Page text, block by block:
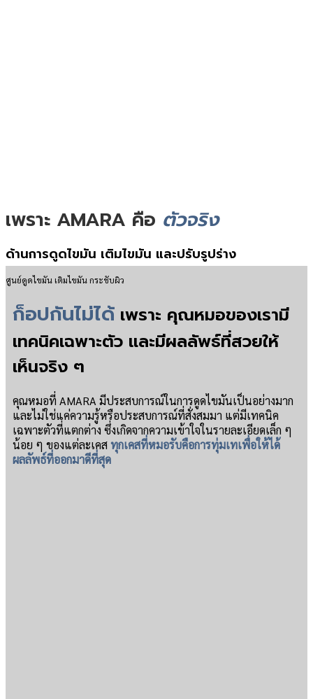
เพราะ AMARA คือ ตัวจริง
ด้านการดูดไขมัน เติมไขมัน และปรับรูปร่าง
ศูนย์ดูดไขมัน เติมไขมัน กระชับผิว
ก็อปกันไม่ได้ เพราะ คุณหมอของเรามี
เทคนิคเฉพาะตัว และมีผลลัพธ์ที่สวยให้
เห็นจริง ๆ
คุณหมอที่ AMARA มีประสบการณ์ในการดูดไขมันเป็นอย่างมาก
และไม่ใช่แค่ความรู้หรือประสบการณ์ที่สั่งสมมา แต่มีเทคนิค
เฉพาะตัวที่แตกต่าง ซึ่งเกิดจากความเข้าใจในรายละเอียดเล็ก ๆ
น้อย ๆ ของแต่ละเคสทุกเคสที่หมอรับคือการทุ่มเทเพื่อให้ได้
ผลลัพธ์ที่ออกมาดีที่สุด